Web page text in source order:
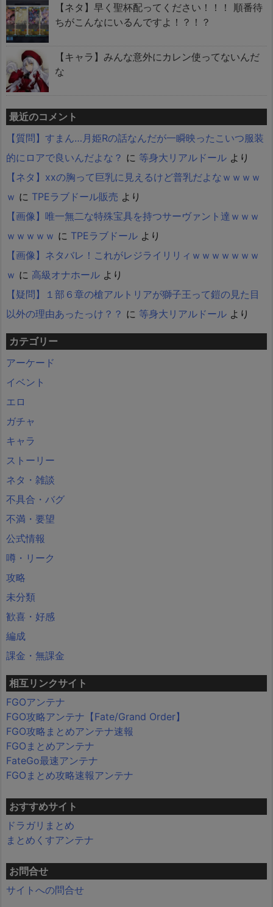
【ネタ】早く聖杯配ってください！！！ 順番待
ちがこんなにいるんですよ！？！？
【キャラ】みんな意外にカレン使ってないんだ
な
最近のコメント
【質問】すまん…月姫Rの話なんだが一瞬映ったこいつ服装
的にロアで良いんだよな？ に 等身大リアルドール より
【ネタ】xxの胸って巨乳に見えるけど普乳だよなｗｗｗｗ
ｗ に TPEラブドール販売 より
【画像】唯一無二な特殊宝具を持つサーヴァント達ｗｗｗ
ｗｗｗｗｗ に TPEラブドール より
【画像】ネタバレ！これがレジライリリィｗｗｗｗｗｗｗ
ｗ に 高級オナホール より
【疑問】１部６章の槍アルトリアが獅子王って鎧の見た目
以外の理由あったっけ？？ に 等身大リアルドール より
カテゴリー
アーケード
イベント
エロ
ガチャ
キャラ
ストーリー
ネタ・雑談
不具合・バグ
不満・要望
公式情報
噂・リーク
攻略
未分類
歓喜・好感
編成
課金・無課金
相互リンクサイト
FGOアンテナ
FGO攻略アンテナ【Fate/Grand Order】
FGO攻略まとめアンテナ速報
FGOまとめアンテナ
FateGo最速アンテナ
FGOまとめ攻略速報アンテナ
おすすめサイト
ドラガリまとめ
まとめくすアンテナ
お問合せ
サイトへの問合せ